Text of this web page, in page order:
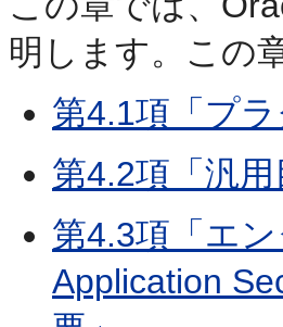
明します。この
第4.1項「プ
第4.2項「汎
第4.3項「エ
Application